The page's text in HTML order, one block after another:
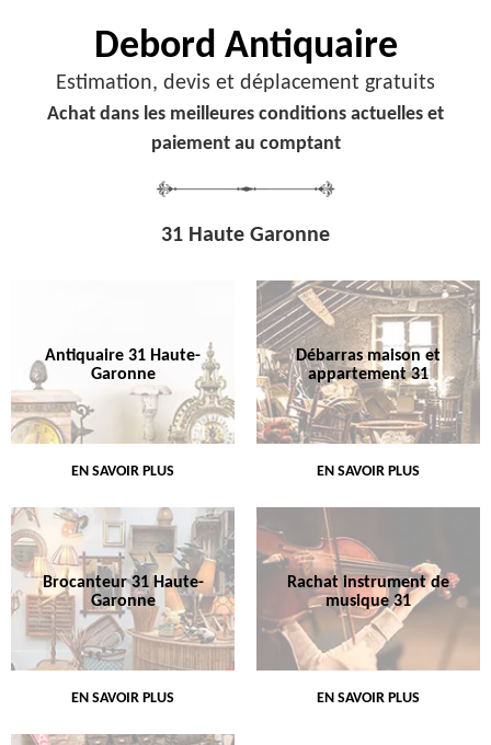
Debord Antiquaire
Estimation, devis et déplacement gratuits
Achat dans les meilleures conditions actuelles et
paiement au comptant
31 Haute Garonne
Antiquaire 31 Haute-
Garonne
EN SAVOIR PLUS
Débarras maison et
appartement 31
EN SAVOIR PLUS
Brocanteur 31 Haute-
Garonne
EN SAVOIR PLUS
Rachat instrument de
musique 31
EN SAVOIR PLUS